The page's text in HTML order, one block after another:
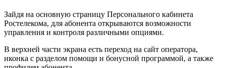
Зайдя на основную страницу Персонального кабинета
Ростелекома, для абонента открываются возможности
управления и контроля различными опциями.
В верхней части экрана есть переход на сайт оператора,
иконка с разделом помощи и бонусной программой, а также